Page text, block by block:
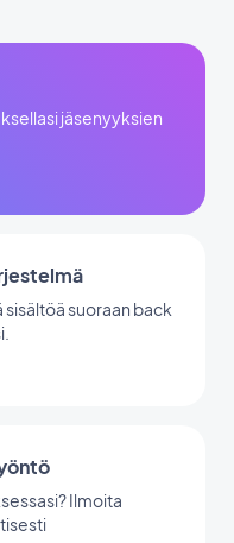
jäsenyyksien
suoraan back
Ilmoita